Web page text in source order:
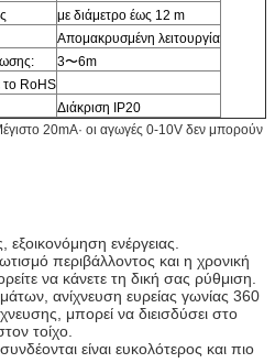
με διάμετρο έως 12 m
Απομακρυσμένη λειτουργία
3〜6m
RoHS
Διάκριση IP20
20mA· οι αγωγές 0-10V δεν μπορούν
ενέργειας.
περιβάλλοντος και η χρονική
να κάνετε τη δική σας ρύθμιση.
ανίχνευση ευρείας γωνίας 360
μπορεί να διεισδύσει στο
τοίχο.
είναι ευκολότερος και πιο